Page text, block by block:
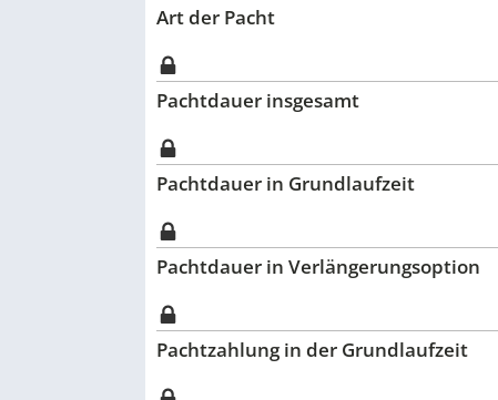
Art der Pacht
Pachtdauer insgesamt
Pachtdauer in Grundlaufzeit
Pachtdauer in Verlängerungsoption
Pachtzahlung in der Grundlaufzeit